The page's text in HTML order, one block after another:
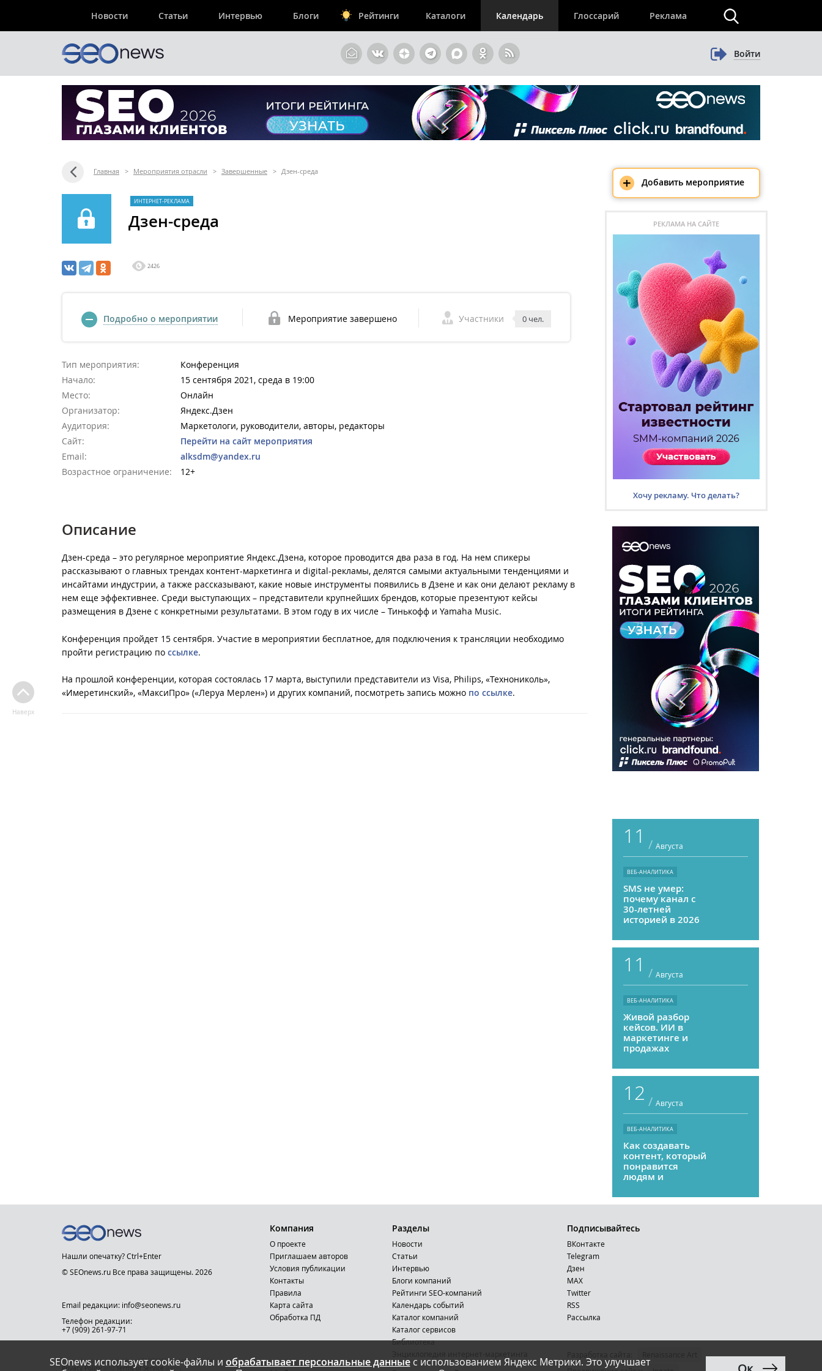
Новости Статьи Интервью Блоги Рейтинги Каталоги Календарь Глоссарий Реклама
Войти
Главная > Мероприятия отрасли > Завершенные > Дзен-среда
ИНТЕРНЕТ-РЕКЛАМА
Дзен-среда
2426
Подробно о мероприятии Мероприятие завершено Участники 0 чел.
Тип мероприятия:
Конференция
Начало:
15 сентября 2021, среда в 19:00
Место:
Онлайн
Организатор:
Яндекс.Дзен
Аудитория:
Маркетологи, руководители, авторы, редакторы
Сайт:
Перейти на сайт мероприятия
Email:
alksdm@yandex.ru
Возрастное ограничение:
12+
Описание
Дзен-среда – это регулярное мероприятие Яндекс.Дзена, которое проводится два раза в год. На нем спикеры
рассказывают о главных трендах контент-маркетинга и digital-рекламы, делятся самыми актуальными тенденциями и
инсайтами индустрии, а также рассказывают, какие новые инструменты появились в Дзене и как они делают рекламу в
нем еще эффективнее. Среди выступающих – представители крупнейших брендов, которые презентуют кейсы
размещения в Дзене с конкретными результатами. В этом году в их числе – Тинькофф и Yamaha Music.
Конференция пройдет 15 сентября. Участие в мероприятии бесплатное, для подключения к трансляции необходимо
пройти регистрацию по ссылке.
На прошлой конференции, которая состоялась 17 марта, выступили представители из Visa, Philips, «Технониколь»,
«Имеретинский», «МаксиПро» («Леруа Мерлен») и других компаний, посмотреть запись можно по ссылке.
Наверх
+ Добавить мероприятие
РЕКЛАМА НА САЙТЕ
Хочу рекламу. Что делать?
11 / Августа
ВЕБ-АНАЛИТИКА
SMS не умер:
почему канал с
30-летней
историей в 2026
приносить ROMI
выше, чем
мессенджеры
11 / Августа
ВЕБ-АНАЛИТИКА
Живой разбор
кейсов. ИИ в
маркетинге и
продажах
12 / Августа
ВЕБ-АНАЛИТИКА
Как создавать
контент, который
понравится
людям и
SEOnews использует cookie-файлы и обрабатывает персональные данныес использованием Яндекс Метрики. Это улучшает
Нашли опечатку? Ctrl+Enter
© SEOnews.ru Все права защищены. 2026
Email редакции: info@seonews.ru
Телефон редакции:
+7 (909) 261-97-71
This site is protected by reCAPTCHA and the Google
Privacy Policyand Terms of Serviceapply.
Компания
О проекте
Приглашаем авторов
Условия публикации
Контакты
Правила
Карта сайта
Обработка ПД
Разделы
Новости
Статьи
Интервью
Блоги компаний
Рейтинги SEO-компаний
Календарь событий
Каталог компаний
Каталог сервисов
Библиотека
Подписывайтесь
ВКонтакте
Telegram
Дзен
MAX
Тwitter
RSS
Рассылка